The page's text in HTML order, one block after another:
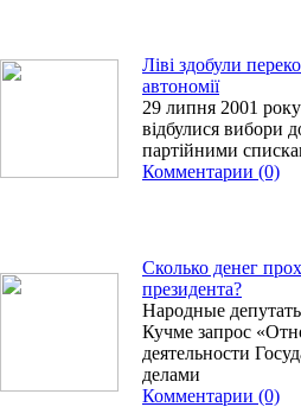
Ліві здобули
автономії
29 липня 2001
відбулися вибори
партійними
Комментарии (0)
Сколько денег
президента?
Народные
Кучме запрос
деятельности
делами
Комментарии (0)